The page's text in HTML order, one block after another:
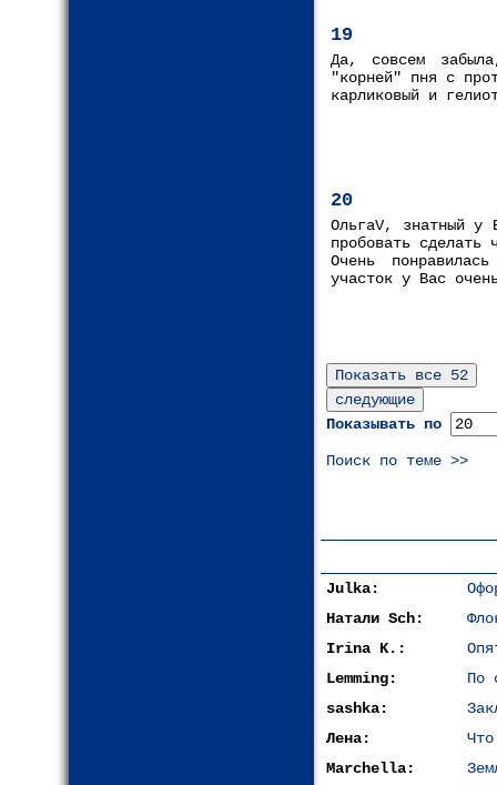
19
Да, совсем
"корней" пня с
карликовый и
20
ОльгаV, знатный у
пробовать сделать
Очень
участок у Вас
Показывать по
Поиск по теме >>
Julka:
Натали Sch:
Irina K.:
Lemming:
По
sashka:
Лена:
Marchella: